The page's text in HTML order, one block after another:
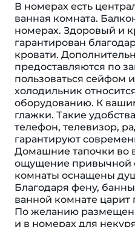
В номерах есть
ванная комната.
номерах. Здоровый и
гарантирован
кровати.
предоставляются по
пользоваться
холодильник
оборудованию. К
глажки. Такие
телефон, телевизор,
гарантируют
Домашние тапочки во
ощущение привычной
комнаты оснащены
Благодаря фену,
ванной комнате
По желанию
и в номерах для